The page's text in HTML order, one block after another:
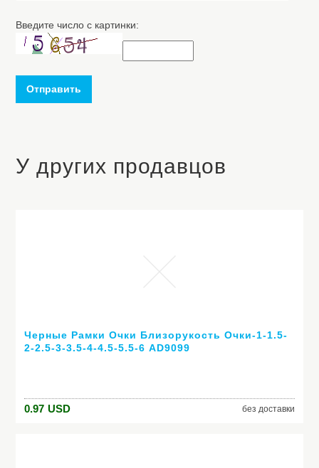
Введите число с картинки:
Отправить
У других продавцов
Черные Рамки Очки Близорукость Очки-1-1.5-
2-2.5-3-3.5-4-4.5-5.5-6 AD9099
0.97 USD без доставки